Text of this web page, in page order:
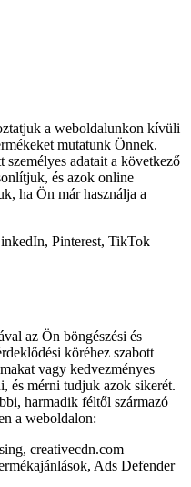
a weboldalunkon kívüli
mutatunk Önnek.
adatait a következő
és azok online
ha Ön már használja a
Pinterest, TikTok
az Ön böngészési és
köréhez szabott
vagy kedvezményes
és mérni tudjuk azok sikerét.
harmadik féltől származó
a weboldalon:
creativecdn.com
Ads Defender